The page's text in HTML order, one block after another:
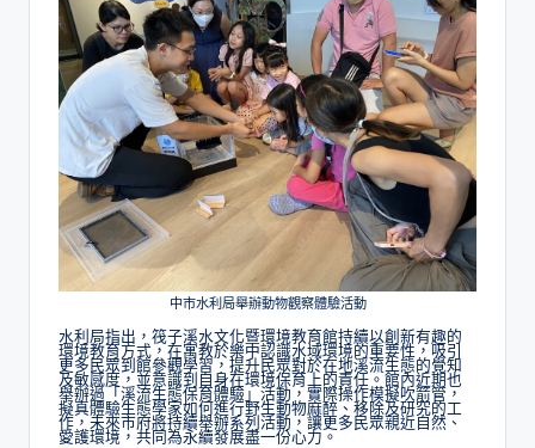
中市水利局舉辦動物觀察體驗活動
水利局指出，筏子溪水文化暨環境教育館持續以創新有趣的
環境教育方式，在寓教於樂中認識水域環境的重要性，吸引
更多民眾到館參觀學習，提升民眾對於在地溪流生態的覺知
及敏感度，並意識到自身在環境保育上的責任。館內近期也
舉辦過「溪流生態保育體驗」活動，實際操作模擬吹箭管，
擬真體驗生態學家如何進行野生動物麻醉、移除及研究的工
作，未來市府將持續舉辦系列活動，讓更多民眾親近自然、
愛護環境，共同為永續發展盡一份心力。